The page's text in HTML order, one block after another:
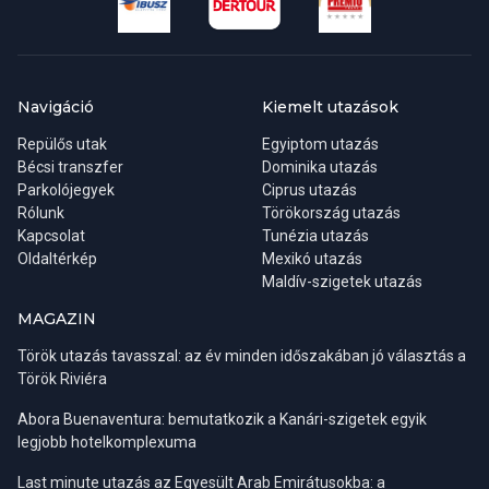
gyermek részvételi díját az adott szálloda kalkulációja
Abban az esetben, ha a repülők menetrendje miatt nem érik el a
étkezés elmaradhat, melyet ún. lunch boksz-szal (étkezési
csomaggal) vagy helyettesítő étkezéssel (a kinttartózkodás ideje
alatti egyszer ebéd) pótolhatnak.
Az utazás miatt elmaradt ellátás költségét utólagosan
visszatéríteni nem tudjuk.
Mi történik, ha nem foglal ülőhelyet?
abban az esetben is ha ezzel a szolgáltatással nem kíván élni. Ha
most nem foglal, a rendszer véletlenszerű ülőhelyet ad Önnek. A
már nem módosítható. Ha még maradtak szabad ülőhelyek, az
utasfelvétel során még foglalhat, de nagy valószínűséggel ekkor
Navigáció
Repülős utak
Bécsi transzfer
Parkolójegyek
Rólunk
Kapcsolat
Oldaltérkép
Kiemelt utazások
Egyiptom utazás
Dominika utazás
Ciprus utazás
Törökország utazás
Tunézia utazás
Mexikó utazás
Maldív-szigetek utazás
MAGAZIN
Török utazás tavasszal: az év minden időszakában jó választás a
Török Riviéra
Abora Buenaventura: bemutatkozik a Kanári-szigetek egyik
legjobb hotelkomplexuma
Last minute utazás az Egyesült Arab Emirátusokba: a